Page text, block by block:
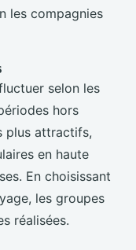
les compagnies
selon les
hors
plus attractifs,
en haute
En choisissant
les groupes
réalisées.